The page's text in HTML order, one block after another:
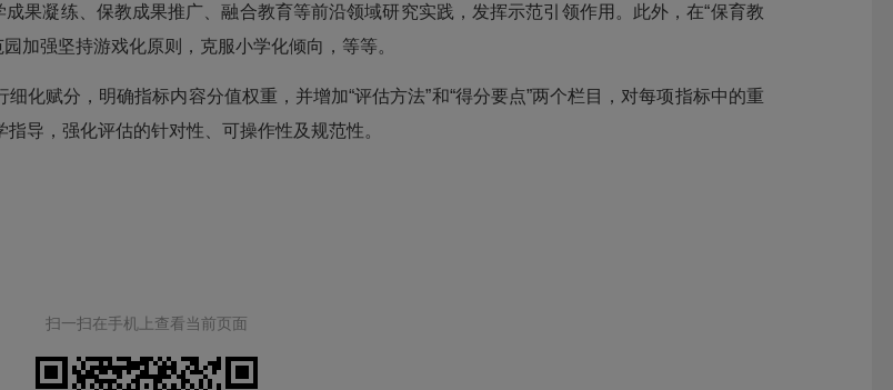
果凝练、保教成果推广、融合教育等前沿领域研究实践，发挥示范引领作用。此外，在“保育教
加强坚持游戏化原则，克服小学化倾向，等等。
细化赋分，明确指标内容分值权重，并增加“评估方法”和“得分要点”两个栏目，对每项指标中的重
导，强化评估的针对性、可操作性及规范性。
扫一扫在手机上查看当前页面